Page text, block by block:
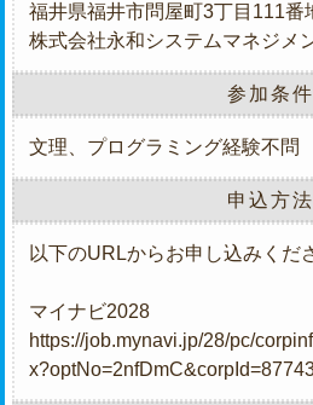
福井県福井市問屋町3丁目111番
株式会社永和システムマネジ
参加条件
文理、プログラミング経験不問
申込方法
以下のURLからお申し込みくだ
マイナビ2028
https://job.mynavi.jp/28/pc/